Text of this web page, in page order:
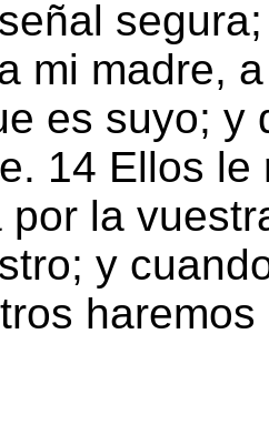
mi madre,
es suyo; y
14 Ellos
por la
y